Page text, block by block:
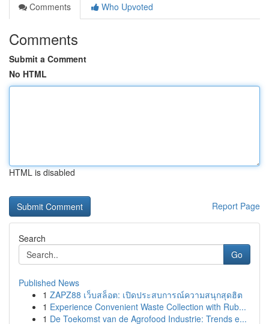
Comments
Who Upvoted
Comments
Submit a Comment
No HTML
HTML is disabled
Report Page
Search
Go
Published News
1 ZAPZ88 เว็บสล็อต: เปิดประสบการณ์ความสนุกสุดฮิต
1 Experience Convenient Waste Collection with Rub...
1 De Toekomst van de Agrofood Industrie: Trends e...